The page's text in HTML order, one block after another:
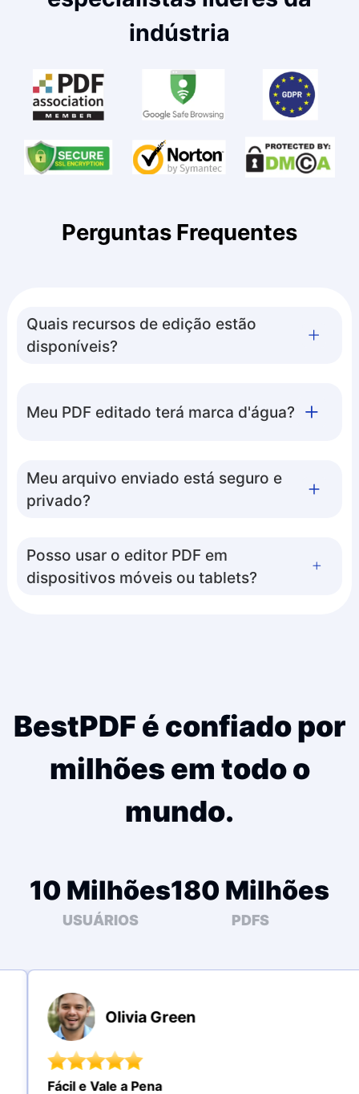
indústria
Perguntas Frequentes
Quais recursos de edição estão
disponíveis?
Meu PDF editado terá marca d'água?
Meu arquivo enviado está seguro e
privado?
Posso usar o editor PDF em
dispositivos móveis ou tablets?
BestPDF é confiado por
milhões em todo o
mundo.
10 Milhões
USUÁRIOS
180 Milhões
PDFS
Olivia Green
Fácil e Vale a Pena